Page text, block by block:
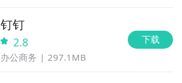
钉钉
2.8
办公商务 297.1MB
下载